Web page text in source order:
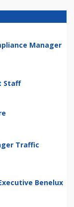
Manager
Staff
Traffic
Benelux